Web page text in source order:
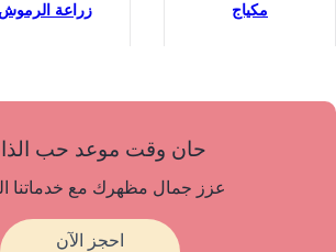
مكياج زراعة الرموش
حان وقت موعد حب
عزز جمال مظهرك مع خدماتنا
احجز الآن